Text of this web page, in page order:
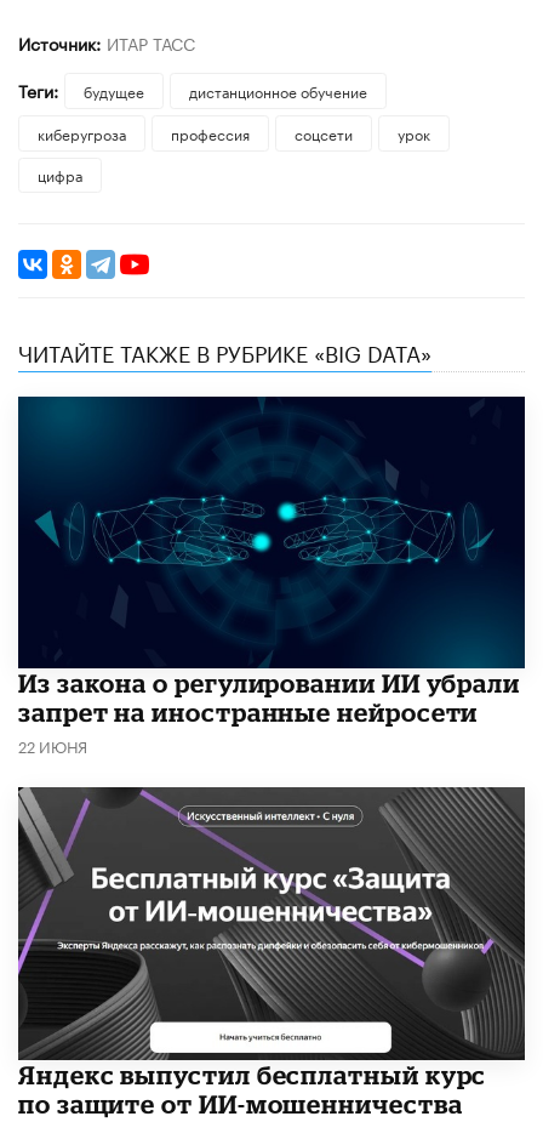
Источник: ИТАР ТАСС
Теги:
будущее
дистанционное обучение
киберугроза
профессия соцсети
урок
цифра
ЧИТАЙТЕ ТАКЖЕ В РУБРИКЕ «BIG DATA»
Из закона о регулировании ИИ убрали
запрет на иностранные нейросети
22 ИЮНЯ
​Яндекс выпустил бесплатный курс
по защите от ИИ-мошенничества